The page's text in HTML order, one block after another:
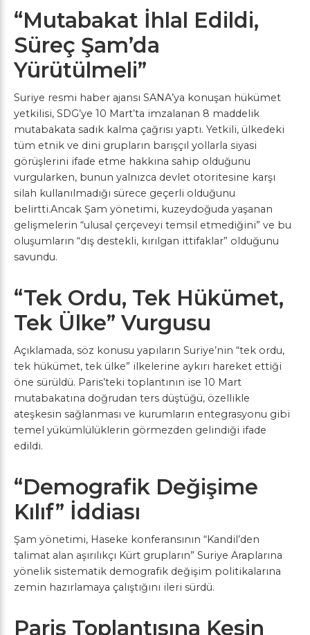
“Mutabakat İhlal Edildi,
Süreç Şam’da
Yürütülmeli”
Suriye resmi haber ajansı SANA’ya konuşan hükümet
yetkilisi, SDG’ye 10 Mart’ta imzalanan 8 maddelik
mutabakata sadık kalma çağrısı yaptı. Yetkili, ülkedeki
tüm etnik ve dini grupların barışçıl yollarla siyasi
görüşlerini ifade etme hakkına sahip olduğunu
vurgularken, bunun yalnızca devlet otoritesine karşı
silah kullanılmadığı sürece geçerli olduğunu
belirtti.Ancak Şam yönetimi, kuzeydoğuda yaşanan
gelişmelerin “ulusal çerçeveyi temsil etmediğini” ve bu
oluşumların “dış destekli, kırılgan ittifaklar” olduğunu
savundu.
“Tek Ordu, Tek Hükümet,
Tek Ülke” Vurgusu
Açıklamada, söz konusu yapıların Suriye’nin “tek ordu,
tek hükümet, tek ülke” ilkelerine aykırı hareket ettiği
öne sürüldü. Paris’teki toplantının ise 10 Mart
mutabakatına doğrudan ters düştüğü, özellikle
ateşkesin sağlanması ve kurumların entegrasyonu gibi
temel yükümlülüklerin görmezden gelindiği ifade
edildi.
“Demografik Değişime
Kılıf” İddiası
Şam yönetimi, Haseke konferansının “Kandil’den
talimat alan aşırılıkçı Kürt grupların” Suriye Araplarına
yönelik sistematik demografik değişim politikalarına
zemin hazırlamaya çalıştığını ileri sürdü.
Paris Toplantısına Kesin